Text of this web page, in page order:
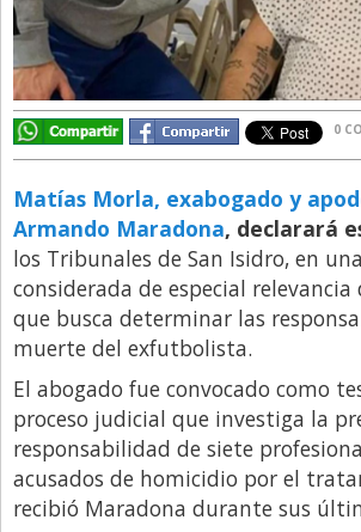
El Experto
El Innovador
El Precio Que Yo Ví
Entrevista
Entrevista Exclusiva
Finanzas
Gastronomia
Internacionales
La Opinión del Director
Legales
Libro de Quejas
Medios
0
Matías Morla, exabogado y
Armando Maradona, declarará
los Tribunales de San Isidro, en
considerada de especial
que busca determinar las
muerte del exfutbolista.
El abogado fue convocado como
proceso judicial que investiga la
responsabilidad de siete
acusados de homicidio por el
recibió Maradona durante sus